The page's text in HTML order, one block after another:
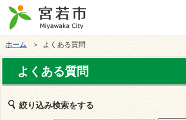
ホーム ＞ よくある質問
よくある質問
絞り込み検索をする